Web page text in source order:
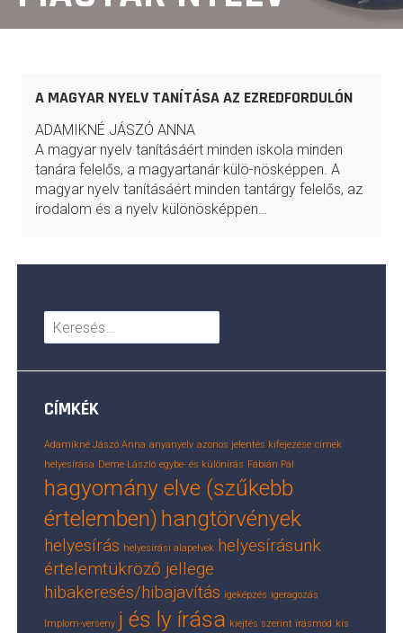
A MAGYAR NYELV TANÍTÁSA AZ EZREDFORDULÓN
ADAMIKNÉ JÁSZÓ ANNA
A magyar nyelv tanításáért minden iskola minden
tanára felelős, a magyartanár külö-nösképpen. A
magyar nyelv tanításáért minden tantárgy felelős, az
irodalom és a nyelv különösképpen…
Keresés:
CÍMKÉK
Adamikné Jászó Anna anyanyelv azonos jelentés kifejezése címek
helyesírása Deme László egybe- és különírás Fábián Pál
hagyomány elve (szűkebb
értelemben) hangtörvények
helyesírás helyesírási alapelvek helyesírásunk
értelemtükröző jellege
hibakeresés/hibajavítás igeképzés igeragozás
Implom-verseny j és ly írása kiejtés szerint írásmód kis